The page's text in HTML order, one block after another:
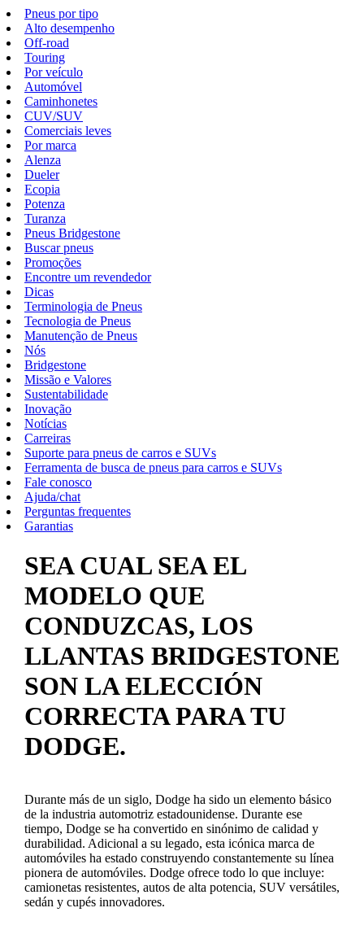
Pneus por tipo
Alto desempenho
Off-road
Touring
Por veículo
Automóvel
Caminhonetes
CUV/SUV
Comerciais leves
Por marca
Alenza
Dueler
Ecopia
Potenza
Turanza
Pneus Bridgestone
Buscar pneus
Promoções
Encontre um revendedor
Dicas
Terminologia de Pneus
Tecnologia de Pneus
Manutenção de Pneus
Nós
Bridgestone
Missão e Valores
Sustentabilidade
Inovação
Notícias
Carreiras
Suporte para pneus de carros e SUVs
Ferramenta de busca de pneus para carros e SUVs
Fale conosco
Ajuda/chat
Perguntas frequentes
Garantias
SEA CUAL SEA EL
MODELO QUE
CONDUZCAS, LOS
LLANTAS BRIDGESTONE
SON LA ELECCIÓN
CORRECTA PARA TU
DODGE.
Durante más de un siglo, Dodge ha sido un elemento básico
de la industria automotriz estadounidense. Durante ese
tiempo, Dodge se ha convertido en sinónimo de calidad y
durabilidad. Adicional a su legado, esta icónica marca de
automóviles ha estado construyendo constantemente su línea
pionera de automóviles. Dodge ofrece todo lo que incluye:
camionetas resistentes, autos de alta potencia, SUV versátiles,
sedán y cupés innovadores.